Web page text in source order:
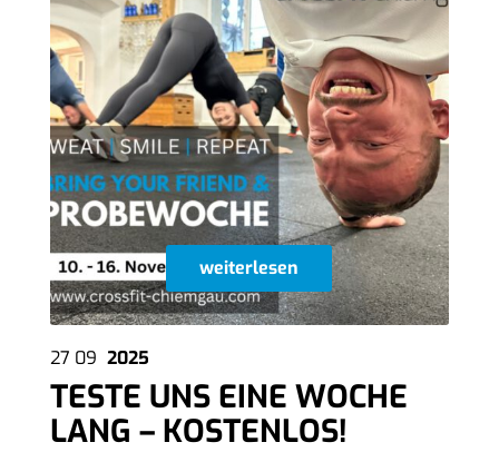
weiterlesen
27 09 2025
TESTE UNS EINE WOCHE
LANG – KOSTENLOS!